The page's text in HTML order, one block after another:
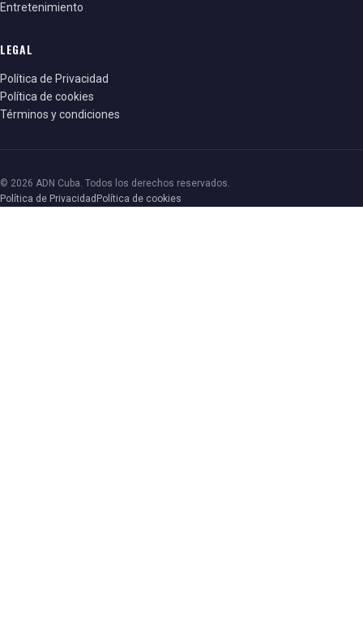
Entretenimiento
LEGAL
Política de Privacidad
Política de cookies
Términos y condiciones
© 2026 ADN Cuba. Todos los derechos reservados.
Política de Privacidad Política de cookies